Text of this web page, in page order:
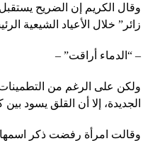
زائر” خلال الأعياد الشيعية
– “الدماء أراقت” –
ولكن على الرغم من
الجديدة، إلا أن القلق يسود بين
وقالت امرأة رفضت ذكر اسمها: